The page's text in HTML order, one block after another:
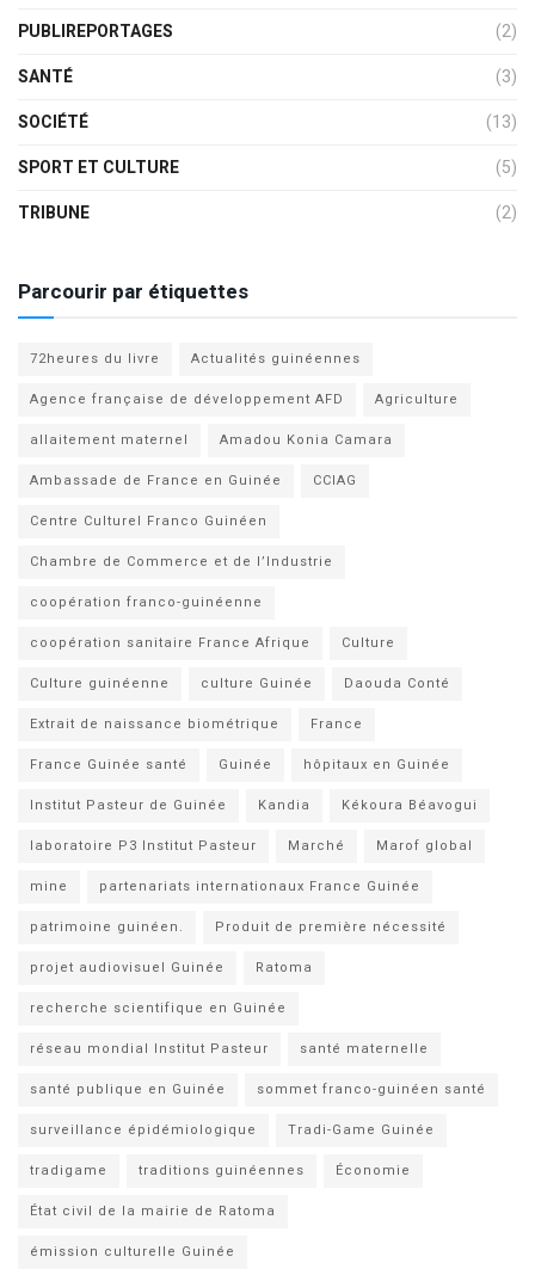
PUBLIREPORTAGES
(2)
SANTÉ
(3)
SOCIÉTÉ
(13)
SPORT ET CULTURE
(5)
TRIBUNE
(2)
Parcourir par étiquettes
72heures du livre
Actualités guinéennes
Agence française de développement AFD
Agriculture
allaitement maternel
Amadou Konia Camara
Ambassade de France en Guinée
CCIAG
Centre Culturel Franco Guinéen
Chambre de Commerce et de l’Industrie
coopération franco-guinéenne
coopération sanitaire France Afrique
Culture
Culture guinéenne
culture Guinée
Daouda Conté
Extrait de naissance biométrique
France
France Guinée santé
Guinée
hôpitaux en Guinée
Institut Pasteur de Guinée
Kandia
Kékoura Béavogui
laboratoire P3 Institut Pasteur
Marché
Marof global
mine
partenariats internationaux France Guinée
patrimoine guinéen.
Produit de première nécessité
projet audiovisuel Guinée
Ratoma
recherche scientifique en Guinée
réseau mondial Institut Pasteur
santé maternelle
santé publique en Guinée
sommet franco-guinéen santé
surveillance épidémiologique
Tradi-Game Guinée
tradigame
traditions guinéennes
Économie
État civil de la mairie de Ratoma
émission culturelle Guinée